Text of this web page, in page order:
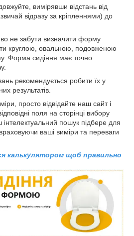
вимірявши відстань від
відразу за кріпленнями) до
не забути визначити форму
круглою, овальною, подовженою
Форма сидіння має точно
рекомендується робити їх у
результатів.
просто відвідайте наш сайт і
поля на сторінці вибору
інтелектуальний пошук підбере для
враховуючи ваші виміри та переваги
калькулятором щоб правильно